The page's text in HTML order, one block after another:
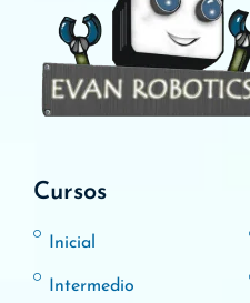
Cursos
Inicial
Intermedio